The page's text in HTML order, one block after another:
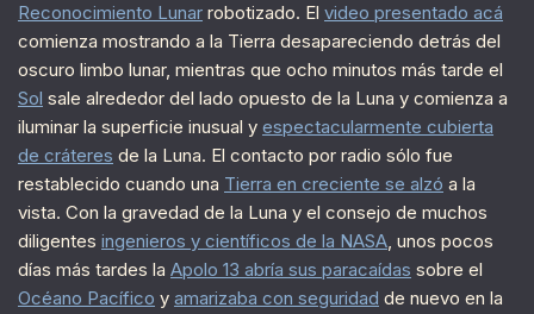
Reconocimiento Lunar robotizado. El video presentado acá
comienza mostrando a la Tierra desapareciendo detrás del
oscuro limbo lunar, mientras que ocho minutos más tarde el
Sol sale alrededor del lado opuesto de la Luna y comienza a
iluminar la superficie inusual y espectacularmente cubierta
de cráteres de la Luna. El contacto por radio sólo fue
restablecido cuando una Tierra en creciente se alzó a la
vista. Con la gravedad de la Luna y el consejo de muchos
diligentes ingenieros y científicos de la NASA, unos pocos
días más tardes la Apolo 13 abría sus paracaídas sobre el
Océano Pacífico y amarizaba con seguridad de nuevo en la